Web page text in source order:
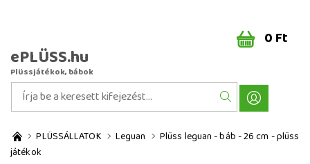
ePLÜSS.hu
Plüssjátékok, bábok
0 Ft
PLÜSSÁLLATOK Leguan
Plüss leguan - báb - 26 cm - plüss
játékok